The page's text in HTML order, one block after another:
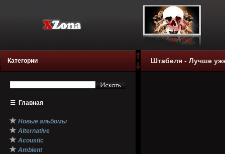
Категории
☰ Главная
★ Новые альбомы
★ Alternative
★ Acoustic
★ Ambient
Штабеля - Лучше